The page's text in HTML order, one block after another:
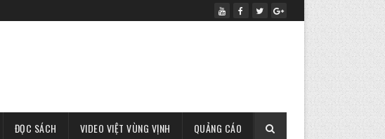
ĐỌC SÁCH VIDEO VIỆT VÙNG VỊNH QUẢNG CÁO